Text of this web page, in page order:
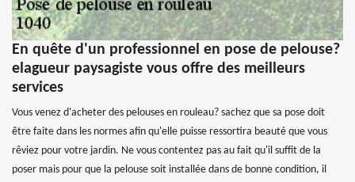
En quête d'un professionnel en pose de pelouse?
elagueur paysagiste vous offre des meilleurs
services
Vous venez d'acheter des pelouses en rouleau? sachez que sa pose doit
être faite dans les normes afin qu'elle puisse ressortira beauté que vous
rêviez pour votre jardin. Ne vous contentez pas au fait qu'il suffit de la
poser mais pour que la pelouse soit installée dans de bonne condition, il